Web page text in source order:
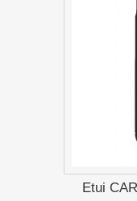
Etui